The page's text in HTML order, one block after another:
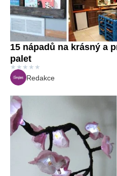
15 nápadů na krásný a
palet
★ ★ ★ ★ ★
Redakce